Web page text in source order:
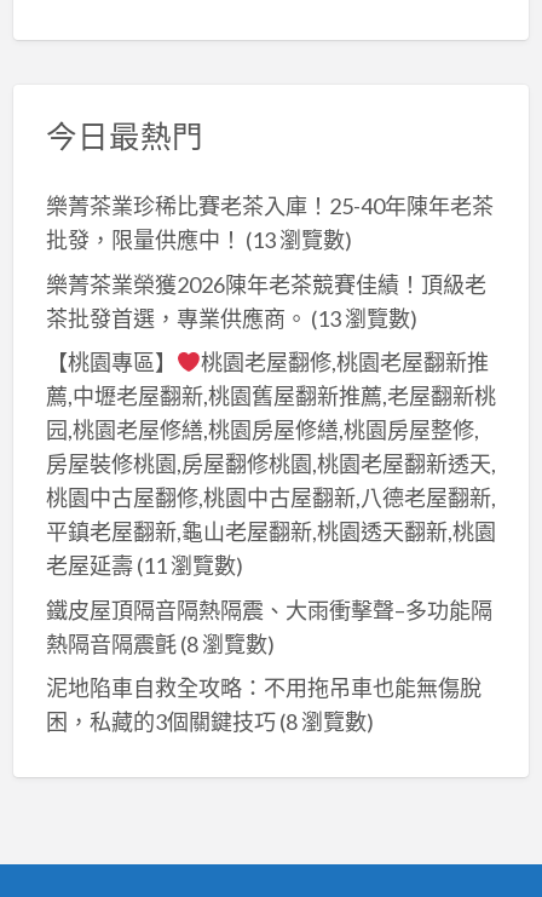
今日最熱門
樂菁茶業珍稀比賽老茶入庫！25-40年陳年老茶
批發，限量供應中！ (13 瀏覽數)
樂菁茶業榮獲2026陳年老茶競賽佳績！頂級老
茶批發首選，專業供應商。 (13 瀏覽數)
【桃園專區】
桃園老屋翻修,桃園老屋翻新推
薦,中壢老屋翻新,桃園舊屋翻新推薦,老屋翻新桃
园,桃園老屋修繕,桃園房屋修繕,桃園房屋整修,
房屋裝修桃園,房屋翻修桃園,桃園老屋翻新透天,
桃園中古屋翻修,桃園中古屋翻新,八德老屋翻新,
平鎮老屋翻新,龜山老屋翻新,桃園透天翻新,桃園
老屋延壽(11 瀏覽數)
鐵皮屋頂隔音隔熱隔震、大雨衝擊聲–多功能隔
熱隔音隔震氈(8 瀏覽數)
泥地陷車自救全攻略：不用拖吊車也能無傷脫
困，私藏的3個關鍵技巧(8 瀏覽數)